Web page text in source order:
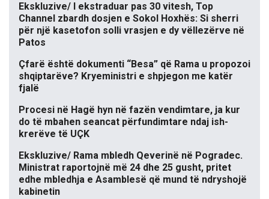
Ekskluzive/ I ekstraduar pas 30 vitesh, Top
Channel zbardh dosjen e Sokol Hoxhës: Si sherri
për një kasetofon solli vrasjen e dy vëllezërve në
Patos
Çfarë është dokumenti “Besa” që Rama u propozoi
shqiptarëve? Kryeministri e shpjegon me katër
fjalë
Procesi në Hagë hyn në fazën vendimtare, ja kur
do të mbahen seancat përfundimtare ndaj ish-
krerëve të UÇK
Ekskluzive/ Rama mbledh Qeverinë në Pogradec.
Ministrat raportojnë më 24 dhe 25 gusht, pritet
edhe mbledhja e Asamblesë që mund të ndryshojë
kabinetin